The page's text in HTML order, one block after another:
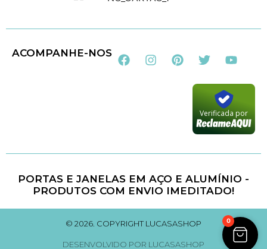
ACOMPANHE-NOS
Verificada por
PORTAS E JANELAS EM AÇO E ALUMÍNIO -
PRODUTOS COM ENVIO IMEDITADO!
© 2026. COPYRIGHT LUCASASHOP
DESENVOLVIDO POR LUCASASHOP
0